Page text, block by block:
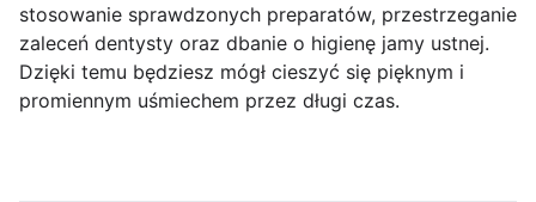
stosowanie sprawdzonych preparatów, przestrzeganie
zaleceń dentysty oraz dbanie o higienę jamy ustnej.
Dzięki temu będziesz mógł cieszyć się pięknym i
promiennym uśmiechem przez długi czas.